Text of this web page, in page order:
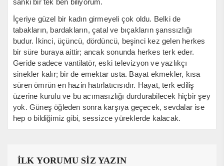
sanki bir tek ben biliyorum.
İçeriye güzel bir kadın girmeyeli çok oldu. Belki de
tabakların, bardakların, çatal ve bıçakların şanssızlığı
budur. İkinci, üçüncü, dördüncü, beşinci kez gelen herkes
bir süre buraya aittir; ancak sonunda herkes terk eder.
Geride sadece vantilatör, eski televizyon ve yazlıkçı
sinekler kalır; bir de emektar usta. Bayat ekmekler, kısa
süren ömrün en hazin hatırlatıcısıdır. Hayat, terk ediliş
üzerine kurulu ve bu acımasızlığı durdurabilecek hiçbir şey
yok. Güneş öğleden sonra karşıya geçecek, sevdalar ise
hep o bildiğimiz gibi, sessizce yüreklerde kalacak.
İLK YORUMU SİZ YAZIN